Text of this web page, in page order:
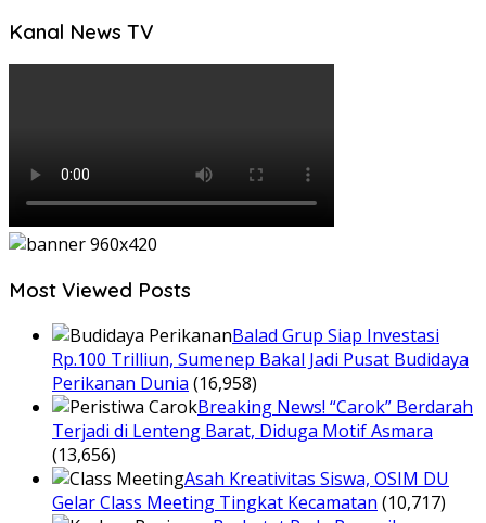
Kanal News TV
Most Viewed Posts
Balad Grup Siap Investasi
Rp.100 Trilliun, Sumenep Bakal Jadi Pusat Budidaya
Perikanan Dunia (16,958)
Breaking News! “Carok” Berdarah
Terjadi di Lenteng Barat, Diduga Motif Asmara
(13,656)
Asah Kreativitas Siswa, OSIM DU
Gelar Class Meeting Tingkat Kecamatan (10,717)